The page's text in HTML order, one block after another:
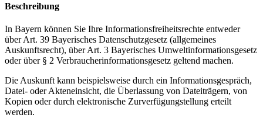
Beschreibung
In Bayern können Sie Ihre Informationsfreiheitsrechte entweder
über Art. 39 Bayerisches Datenschutzgesetz (allgemeines
Auskunftsrecht), über Art. 3 Bayerisches Umweltinformationsgesetz
oder über § 2 Verbraucherinformationsgesetz geltend machen.
Die Auskunft kann beispielsweise durch ein Informationsgespräch,
Datei- oder Akteneinsicht, die Überlassung von Dateiträgern, von
Kopien oder durch elektronische Zurverfügungstellung erteilt
werden.